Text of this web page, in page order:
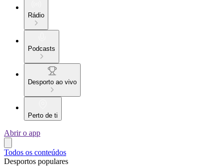
Rádio
Podcasts
Desporto ao vivo
Perto de ti
Abrir o app
Todos os conteúdos
Desportos populares